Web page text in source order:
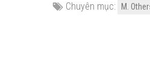
Chuyên mục: M.